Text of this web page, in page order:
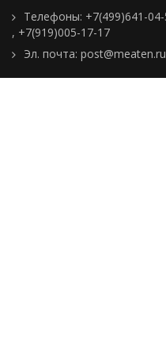
Телефоны: +7(499)641-
, +7(919)005-17-17
Эл. почта: post@meaten.ru